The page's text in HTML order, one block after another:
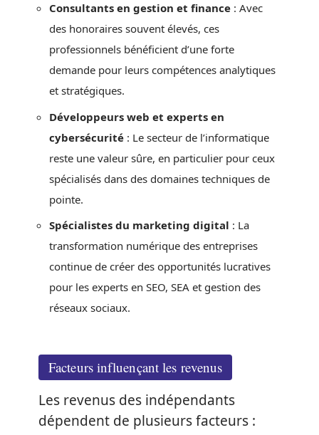
Consultants en gestion et finance : Avec
des honoraires souvent élevés, ces
professionnels bénéficient d’une forte
demande pour leurs compétences analytiques
et stratégiques.
Développeurs web et experts en
cybersécurité : Le secteur de l’informatique
reste une valeur sûre, en particulier pour ceux
spécialisés dans des domaines techniques de
pointe.
Spécialistes du marketing digital : La
transformation numérique des entreprises
continue de créer des opportunités lucratives
pour les experts en SEO, SEA et gestion des
réseaux sociaux.
Facteurs influençant les revenus
Les revenus des indépendants
dépendent de plusieurs facteurs :